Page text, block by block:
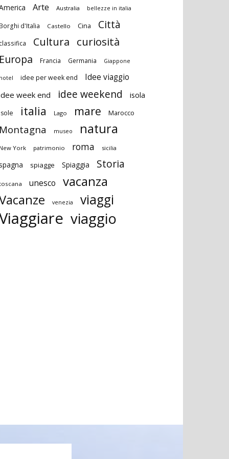
Arte Australia bellezze in italia
d'Italia Castello Cina Città
Cultura curiosità
Francia Germania Giappone
idee per week end Idee viaggio
week end idee weekend isola
italia Lago mare Marocco
museo natura
York patrimonio roma sicilia
spiagge Spiaggia Storia
unesco vacanza
venezia viaggi
viaggio